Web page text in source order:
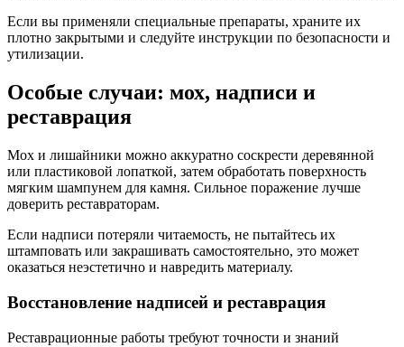
Если вы применяли специальные препараты, храните их
плотно закрытыми и следуйте инструкции по безопасности и
утилизации.
Особые случаи: мох, надписи и
реставрация
Мох и лишайники можно аккуратно соскрести деревянной
или пластиковой лопаткой, затем обработать поверхность
мягким шампунем для камня. Сильное поражение лучше
доверить реставраторам.
Если надписи потеряли читаемость, не пытайтесь их
штамповать или закрашивать самостоятельно, это может
оказаться неэстетично и навредить материалу.
Восстановление надписей и реставрация
Реставрационные работы требуют точности и знаний